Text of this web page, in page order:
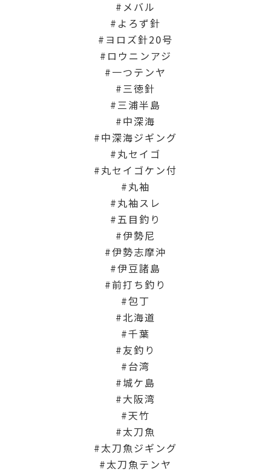
メバル
よろず針
ヨロズ針20号
ロウニンアジ
一つテンヤ
三徳針
三浦半島
中深海
中深海ジギング
丸セイゴ
丸セイゴケン付
丸袖
丸袖スレ
五目釣り
伊勢尼
伊勢志摩沖
伊豆諸島
前打ち釣り
包丁
北海道
千葉
友釣り
台湾
城ケ島
大阪湾
天竹
太刀魚
太刀魚ジギング
太刀魚テンヤ